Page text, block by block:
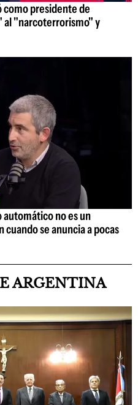
como presidente de
"narcoterrorismo" y
automático no es un
se anuncia a pocas
ARGENTINA